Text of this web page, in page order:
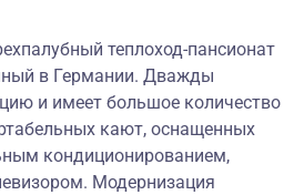
теплоход-пансионат
в Германии. Дважды
и имеет большое количество
кают, оснащенных
кондиционированием,
Модернизация